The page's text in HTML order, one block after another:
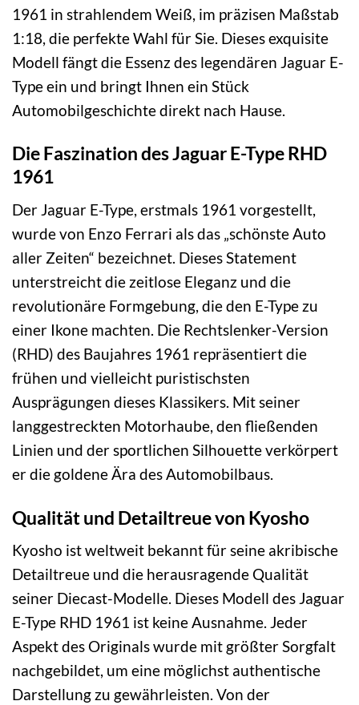
1961 in strahlendem Weiß, im präzisen Maßstab
1:18, die perfekte Wahl für Sie. Dieses exquisite
Modell fängt die Essenz des legendären Jaguar E-
Type ein und bringt Ihnen ein Stück
Automobilgeschichte direkt nach Hause.
Die Faszination des Jaguar E-Type RHD
1961
Der Jaguar E-Type, erstmals 1961 vorgestellt,
wurde von Enzo Ferrari als das „schönste Auto
aller Zeiten“ bezeichnet. Dieses Statement
unterstreicht die zeitlose Eleganz und die
revolutionäre Formgebung, die den E-Type zu
einer Ikone machten. Die Rechtslenker-Version
(RHD) des Baujahres 1961 repräsentiert die
frühen und vielleicht puristischsten
Ausprägungen dieses Klassikers. Mit seiner
langgestreckten Motorhaube, den fließenden
Linien und der sportlichen Silhouette verkörpert
er die goldene Ära des Automobilbaus.
Qualität und Detailtreue von Kyosho
Kyosho ist weltweit bekannt für seine akribische
Detailtreue und die herausragende Qualität
seiner Diecast-Modelle. Dieses Modell des Jaguar
E-Type RHD 1961 ist keine Ausnahme. Jeder
Aspekt des Originals wurde mit größter Sorgfalt
nachgebildet, um eine möglichst authentische
Darstellung zu gewährleisten. Von der